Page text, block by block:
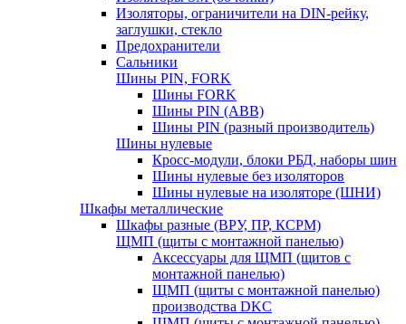
Изоляторы, ограничители на DIN-рейку,
заглушки, стекло
Предохранители
Сальники
Шины PIN, FORK
Шины FORK
Шины PIN (АВВ)
Шины PIN (разный производитель)
Шины нулевые
Кросс-модули, блоки РБД, наборы шин
Шины нулевые без изоляторов
Шины нулевые на изоляторе (ШНИ)
Шкафы металлические
Шкафы разные (ВРУ, ПР, КСРМ)
ЩМП (щиты с монтажной панелью)
Аксессуары для ЩМП (щитов с
монтажной панелью)
ЩМП (щиты с монтажной панелью)
производства DKC